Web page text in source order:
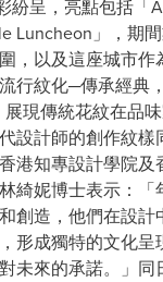
紛呈，亮點包括「
Luncheon」，期
，以及這座城市
行紋化─傳承經典
展現傳統花紋在品
設計師的創作紋
港知專設計學院及
綺妮博士表示：
創造，他們在設
形成獨特的文化
未來的承諾。」同